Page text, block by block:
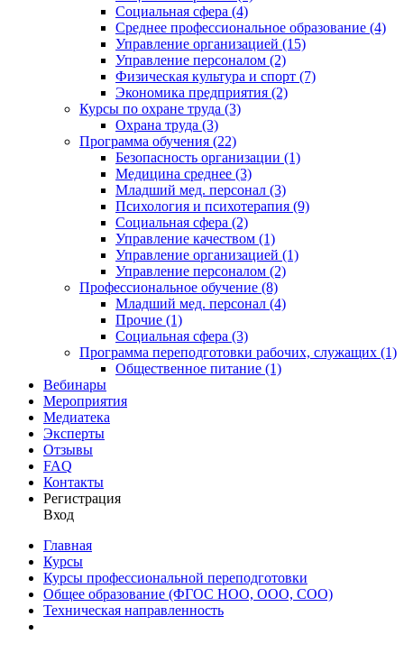
Социальная сфера (4)
Среднее профессиональное образование (4)
Управление организацией (15)
Управление персоналом (2)
Физическая культура и спорт (7)
Экономика предприятия (2)
Курсы по охране труда (3)
Охрана труда (3)
Программа обучения (22)
Безопасность организации (1)
Медицина среднее (3)
Младший мед. персонал (3)
Психология и психотерапия (9)
Социальная сфера (2)
Управление качеством (1)
Управление организацией (1)
Управление персоналом (2)
Профессиональное обучение (8)
Младший мед. персонал (4)
Прочие (1)
Социальная сфера (3)
Программа переподготовки рабочих, служащих (1)
Общественное питание (1)
Вебинары
Мероприятия
Медиатека
Эксперты
Отзывы
FAQ
Контакты
Регистрация
Вход
Главная
Курсы
Курсы профессиональной переподготовки
Общее образование (ФГОС НОО, ООО, СОО)
Техническая направленность